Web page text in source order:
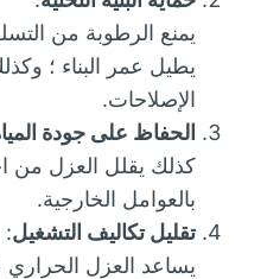
يمنع الرطوبة من
يطيل عمر البناء ؛
الإصلاحات.
الحفاظ على جودة
كذلك يقلل العزل من
بالعوامل الخارجية.
تقليل تكاليف التشغيل:
يساعد العزل